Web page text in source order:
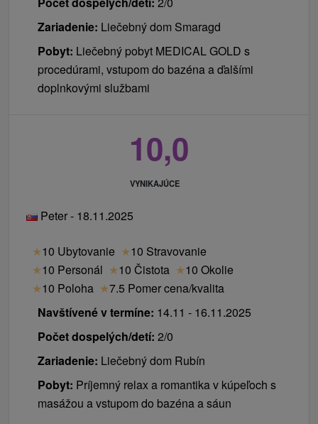
Zariadenie: Liečebný dom Smaragd
Pobyt: Liečebný pobyt MEDICAL GOLD s
procedúrami, vstupom do bazéna a ďalšími
doplnkovými službami
10,0
VYNIKAJÚCE
Peter - 18.11.2025
★10 Ubytovanie ★10 Stravovanie
★10 Personál ★10 Čistota ★10 Okolie
★10 Poloha ★7.5 Pomer cena/kvalita
Navštívené v termíne: 14.11 - 16.11.2025
Počet dospelých/detí: 2/0
Zariadenie: Liečebný dom Rubín
Pobyt: Príjemný relax a romantika v kúpeľoch s
masážou a vstupom do bazéna a sáun